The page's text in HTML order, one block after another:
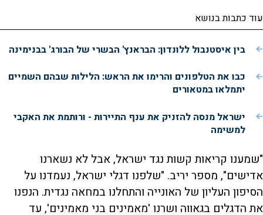
עוד כתבות בנושא
בין איסטנבול ללונדון: הבראנץ' הבשרי של הבורג' בבנימינה
כבו את הטלפונים והרימו את הראש: הלילות שבהם השמיים
יתמלאו במטאורים
ישראל מנסה להזניק את ענף התיירות - ורותמת את האקבי
למשימה
"שמענו קריאות קשות נגד ישראל, אבל לא נשארנו
אדישים", מספר יריב. "שלפנו דגלי ישראל, נעמדנו על
הסיפון העליון של האונייה והתחלנו במחאה נגדית. הנפנו
את הדגלים בגאווה ושרנו 'מאמינים בני מאמינים', עד